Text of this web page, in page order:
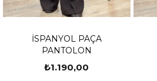
İSPANYOL PAÇA
PANTOLON
₺1.190,00